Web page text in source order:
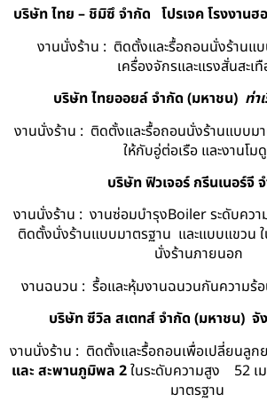
บริษัท ไทย – ชิมิซึ จำกัด โปรเจค โรงงาน
งานนั่งร้าน : ติดตั้งและรื้อถอนนั่งร้านแ
เครื่องจักรและแรงสั่นสะเ
บริษัท ไทยออยล์ จํากัด (มหาชน) ท่า
งานนั่งร้าน : ติดตั้งและรื้อถอนนั่งร้านแบบม
ให้กับอู่ต่อเรือ และงานโม
บริษัท ฟิวเจอร์ กรีนเนอร์จี
งานนั่งร้าน : งานซ่อมบำรุงBoiler ระดับควา
ติดตั้งนั่งร้านแบบมาตรฐาน และแบบแขวน
นั่งร้านภายนอก
งานฉนวน : รื้อและหุ้มงานฉนวนกันความร้
บริษัท ซีวิล สเตทส์ จำกัด (มหาชน) จั
งานนั่งร้าน : ติดตั้งและรื้อถอนเพื่อเปลี่ยนลูก
และ สะพานภูมิพล 2ในระดับความสูง 52 เ
มาตรฐาน